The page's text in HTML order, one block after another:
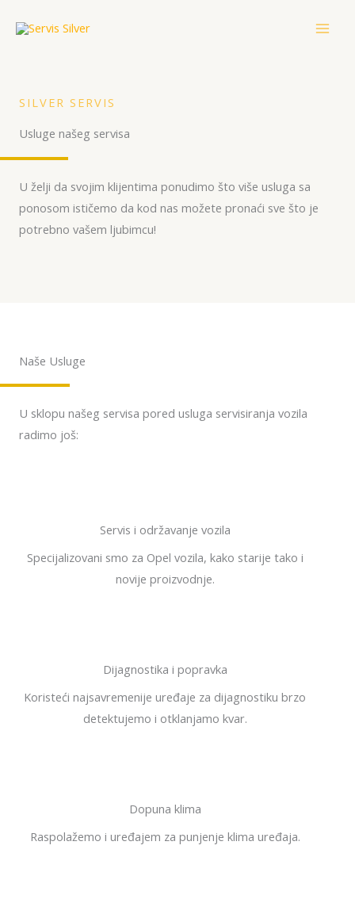
SILVER SERVIS
Usluge našeg servisa
U želji da svojim klijentima ponudimo što više usluga sa
ponosom ističemo da kod nas možete pronaći sve što je
potrebno vašem ljubimcu!
Naše Usluge
U sklopu našeg servisa pored usluga servisiranja vozila
radimo još:
Servis i održavanje vozila
Specijalizovani smo za Opel vozila, kako starije tako i
novije proizvodnje.
Dijagnostika i popravka
Koristeći najsavremenije uređaje za dijagnostiku brzo
detektujemo i otklanjamo kvar.
Dopuna klima
Raspolažemo i uređajem za punjenje klima uređaja.